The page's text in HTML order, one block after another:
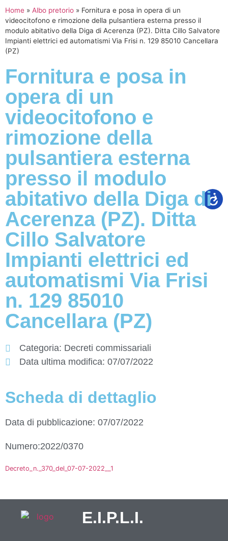
Home » Albo pretorio » Fornitura e posa in opera di un
videocitofono e rimozione della pulsantiera esterna presso il
modulo abitativo della Diga di Acerenza (PZ). Ditta Cillo Salvatore
Impianti elettrici ed automatismi Via Frisi n. 129 85010 Cancellara
(PZ)
Fornitura e posa in
opera di un
videocitofono e
rimozione della
pulsantiera esterna
presso il modulo
abitativo della Diga di
Acerenza (PZ). Ditta
Cillo Salvatore
Impianti elettrici ed
automatismi Via Frisi
n. 129 85010
Cancellara (PZ)
Categoria: Decreti commissariali
Data ultima modifica: 07/07/2022
Scheda di dettaglio
Data di pubblicazione: 07/07/2022
Numero:2022/0370
Decreto_n._370_del_07-07-2022__1
E.I.P.L.I.